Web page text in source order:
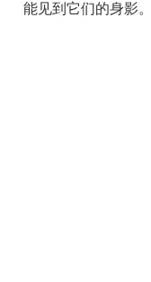
能见到它们的身影。